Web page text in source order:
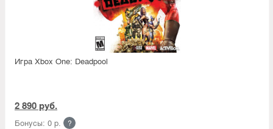
Игра Xbox One: Deadpool
2 890 руб.
Бонусы: 0 р. ?